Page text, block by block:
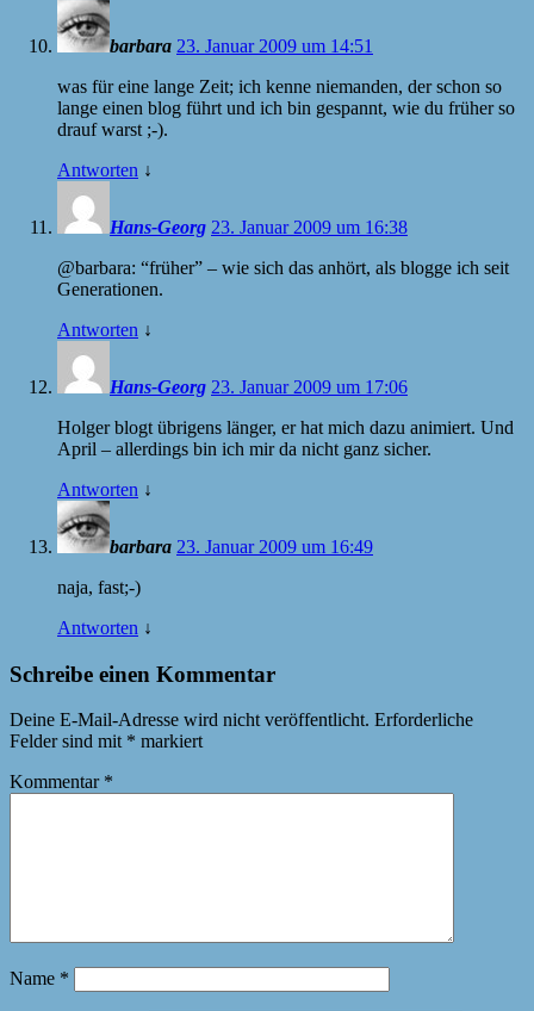
barbara 23. Januar 2009 um 14:51
was für eine lange Zeit; ich kenne niemanden, der schon so
lange einen blog führt und ich bin gespannt, wie du früher so
drauf warst ;-).
Antworten ↓
Hans-Georg 23. Januar 2009 um 16:38
@barbara: “früher” – wie sich das anhört, als blogge ich seit
Generationen.
Antworten ↓
Hans-Georg 23. Januar 2009 um 17:06
Holger blogt übrigens länger, er hat mich dazu animiert. Und
April – allerdings bin ich mir da nicht ganz sicher.
Antworten ↓
barbara 23. Januar 2009 um 16:49
naja, fast;-)
Antworten ↓
Schreibe einen Kommentar
Deine E-Mail-Adresse wird nicht veröffentlicht. Erforderliche
Felder sind mit * markiert
Kommentar *
Name *